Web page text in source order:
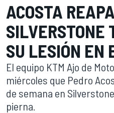
ACOSTA
SILVERSTONE
SU LESIÓN EN
El equipo KTM Ajo de
miércoles que Pedro
de semana en
pierna.